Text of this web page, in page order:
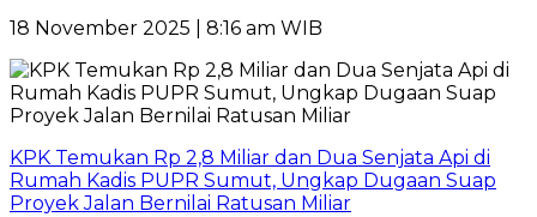
18 November 2025 | 8:16 am WIB
KPK Temukan Rp 2,8 Miliar dan Dua Senjata Api di
Rumah Kadis PUPR Sumut, Ungkap Dugaan Suap
Proyek Jalan Bernilai Ratusan Miliar